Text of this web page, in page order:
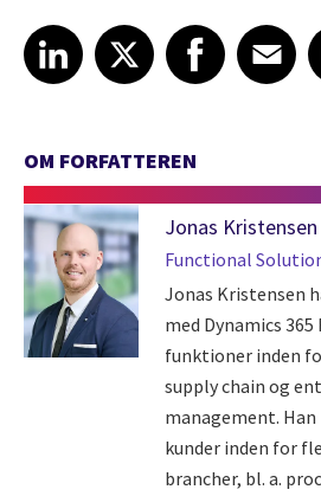
Share article on LinkedIn
LinkedIn
Share article on XShare article on Facebook
Facebook
Share article on
Email
OM FORFATTEREN
Jonas Kristensen
Functional
Jonas Kristensen
med Dynamics
funktioner inden
supply chain og
management.
kunder inden for
brancher, bl. a.